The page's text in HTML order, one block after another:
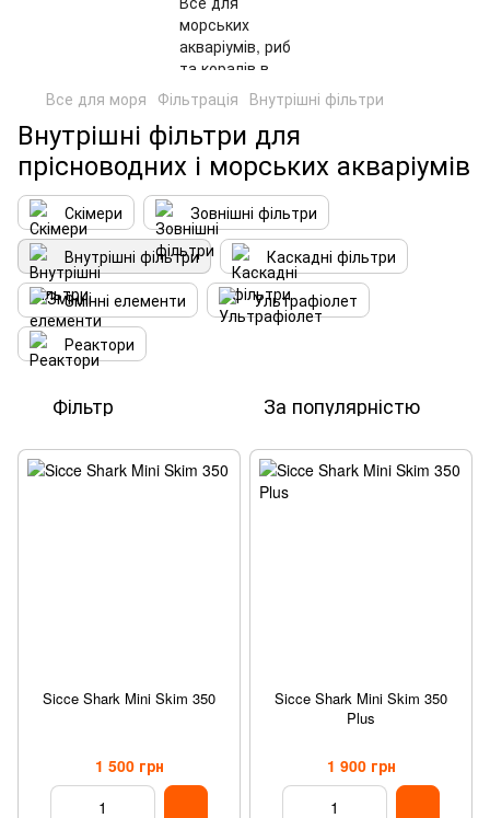
Все для моря Фільтрація Внутрішні фільтри
Внутрішні фільтри для
прісноводних і морських акваріумів
Скімери
Зовнішні фільтри
Внутрішні фільтри
Каскадні фільтри
Змінні елементи
Ультрафіолет
Реактори
Фільтр За популярністю
Sicce Shark Mini Skim 350
1 500 грн
Sicce Shark Mini Skim 350
Plus
1 900 грн